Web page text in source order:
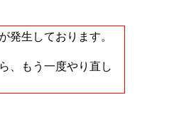
発生しております。
、もう一度やり直し